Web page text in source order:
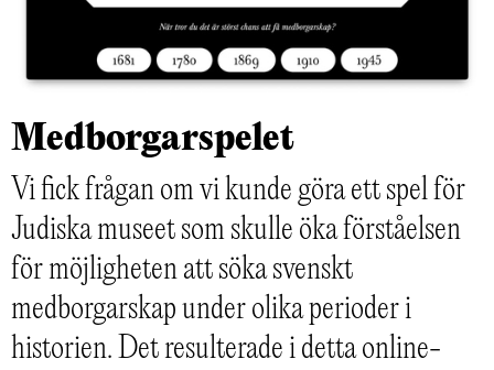
Medborgar­spelet
Vi fick frågan om vi kunde göra ett spel för
Judiska museet som skulle öka förståelsen
för möjligheten att söka svenskt
medborgarskap under olika perioder i
historien. Det resulterade i detta online-